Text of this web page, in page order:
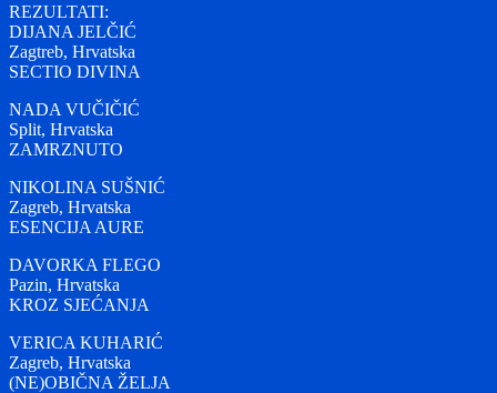
REZULTATI:
DIJANA JELČIĆ
Zagtreb, Hrvatska
SECTIO DIVINA
NADA VUČIČIĆ
Split, Hrvatska
ZAMRZNUTO
NIKOLINA SUŠNIĆ
Zagreb, Hrvatska
ESENCIJA AURE
DAVORKA FLEGO
Pazin, Hrvatska
KROZ SJEĆANJA
VERICA KUHARIĆ
Zagreb, Hrvatska
(NE)OBIČNA ŽELJA